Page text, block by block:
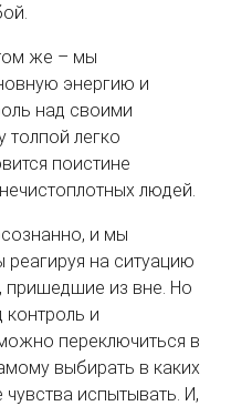
же – мы
энергию и
над своими
толпой легко
поистине
людей.
и мы
реагируя на ситуацию
пришедшие из вне. Но
контроль и
переключиться в
выбирать в каких
чувства испытывать. И,